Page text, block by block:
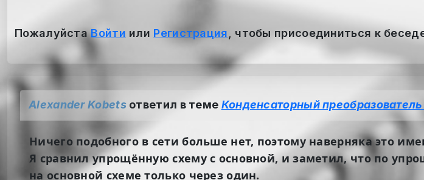
ПожалуйстаВойти или Регистрация , чтобы присоединиться к
Alexander Kobetsответил в теме Конденсаторный
Ничего подобного в сети больше нет, поэтому наверняка это
Я сравнил упрощённую схему с основной, и заметил, что по
на основной схеме только через один.